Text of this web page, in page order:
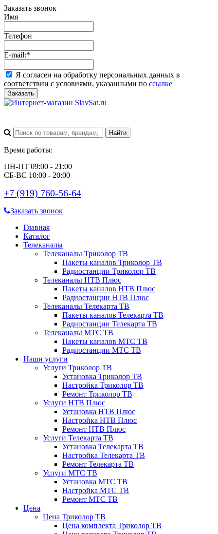
Заказать звонок
Имя
Телефон
E-mail:*
Я согласен на обработку персональных данных в
соответствии с условиями, указанными по ссылке
Заказать
Время работы:
ПН-ПТ 09:00 - 21:00
СБ-ВС 10:00 - 20:00
+7 (919) 760-56-64
Заказать звонок
Главная
Каталог
Телеканалы
Телеканалы Триколор ТВ
Пакеты каналов Триколор ТВ
Радиостанции Триколор ТВ
Телеканалы НТВ Плюс
Пакеты каналов НТВ Плюс
Радиостанции НТВ Плюс
Телеканалы Телекарта ТВ
Пакеты каналов Телекарта ТВ
Радиостанции Телекарта ТВ
Телеканалы МТС ТВ
Пакеты каналов МТС ТВ
Радиостанции МТС ТВ
Наши услуги
Услуги Триколор ТВ
Установка Триколор ТВ
Настройка Триколор ТВ
Ремонт Триколор ТВ
Услуги НТВ Плюс
Установка НТВ Плюс
Настройка НТВ Плюс
Ремонт НТВ Плюс
Услуги Телекарта ТВ
Установка Телекарта ТВ
Настройка Телекарта ТВ
Ремонт Телекарта ТВ
Услуги МТС ТВ
Установка МТС ТВ
Настройка МТС ТВ
Ремонт МТС ТВ
Цена
Цена Триколор ТВ
Цена комплекта Триколор ТВ